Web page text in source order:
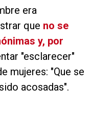
era
que no se
y, por
"esclarecer"
mujeres: "Que se
acosadas".